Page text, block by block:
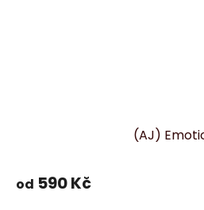
(AJ)
od 590 Kč